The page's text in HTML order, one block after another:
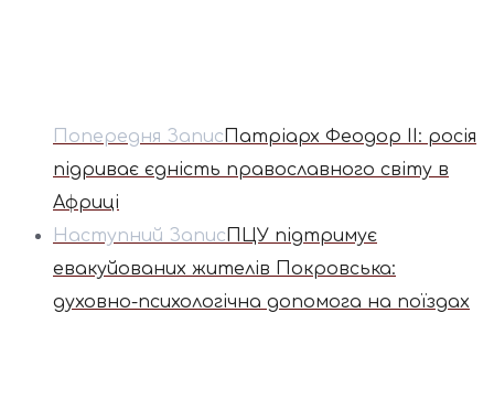
Попередня ЗаписПатріарх Феодор II: росія
підриває єдність православного світу в
Африці
Наступний ЗаписПЦУ підтримує
евакуйованих жителів Покровська:
духовно-психологічна допомога на поїздах